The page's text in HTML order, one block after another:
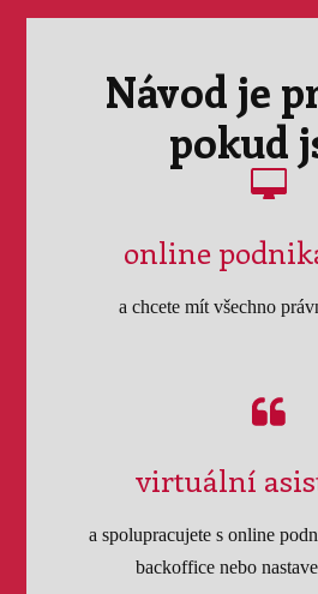
Návod je
pokud
online
a chcete mít všechno
virtuální
a spolupracujete s online
backoffice nebo